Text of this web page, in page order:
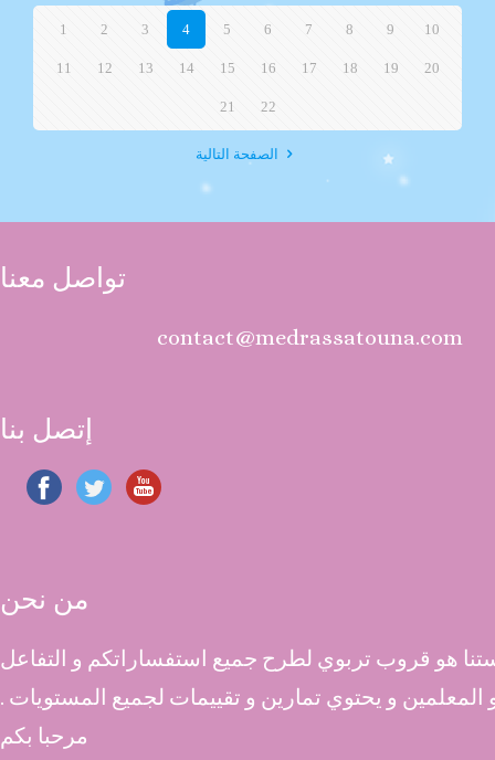
1 2 3 4 5 6 7 8 9 10
11 12 13 14 15 16 17 18 19 20
21 22
الصفحة التالية
تواصل معنا
contact@medrassatouna.com
إتصل بنا
من نحن
هو قروب تربوي لطرح جميع استفساراتكم و التفاعل
و المعلمين و يحتوي تمارين و تقييمات لجميع المستويات .
مرحبا بكم